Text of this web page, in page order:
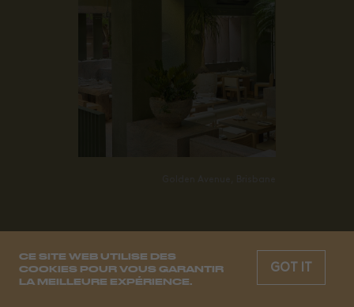
CE SITE WEB UTILISE DES
COOKIES POUR VOUS GARANTIR
LA MEILLEURE EXPÉRIENCE.
GOT IT